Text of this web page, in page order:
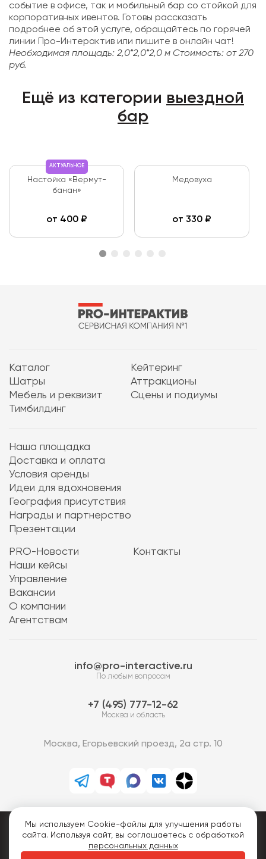
событие в офисе, так и мобильный бар со стойкой для
корпоративных ивентов. Готовы рассказать
подробнее об этой услуге, обращайтесь по горячей
линии Про-Интерактив или пишите в онлайн чат!
Необходимая площадь: 2,0*2,0*2,0 м Стоимость: от 270
руб.
Ещё из категории выездной
бар
АКТУАЛЬНОЕ
Настойка «Вермут-
банан»
от 400₽
Медовуха
от 330 ₽
Каталог
Кейтеринг
Шатры
Аттракционы
Мебель и реквизит
Сцены и подиумы
Тимбилдинг
Наша площадка
Доставка и оплата
Условия аренды
Идеи для вдохновения
География присутствия
Награды и партнерство
Презентации
PRO-Новости
Наши кейсы
Управление
Вакансии
О компании
Агентствам
Контакты
info@pro-interactive.ru
По любым вопросам
7 (495) 777-12-62
Москва и область
Москва, Егорьевский проезд, 2а стр. 10
PRO-Интерактив © 2013-2026.
Все права защищены.
Мы используем Cookie-файлы для улучшения работы
сайта. Используя сайт, вы соглашаетесь с обработкой
персональных данных